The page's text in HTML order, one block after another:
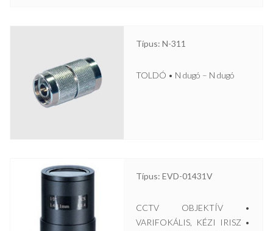
Típus: N-311
TOLDÓ • N dugó – N dugó
Típus: EVD-01431V
CCTV OBJEKTÍV •
VARIFOKÁLIS, KÉZI IRISZ •